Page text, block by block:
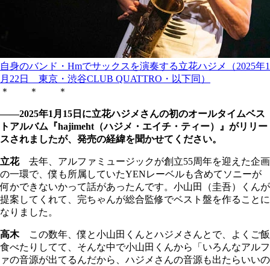
自身のバンド・Hmでサックスを演奏する立花ハジメ（2025年1
月22日 東京・渋谷CLUB QUATTRO・以下同）
＊ ＊ ＊
――2025年1月15日に立花ハジメさんの初のオールタイムベス
トアルバム『hajimeht（ハジメ・エイチ・ティー）』がリリー
スされましたが、発売の経緯を聞かせてください。
立花去年、アルファミュージックが創立55周年を迎えた企画
の一環で、僕も所属していたYENレーベルも含めてソニーが
何かできないかって話があったんです。小山田（圭吾）くんが
提案してくれて、完ちゃんが総合監修でベスト盤を作ることに
なりました。
高木この数年、僕と小山田くんとハジメさんとで、よくご飯
食べたりしてて、そんな中で小山田くんから「いろんなアルフ
ァの音源が出てるんだから、ハジメさんの音源も出たらいいの